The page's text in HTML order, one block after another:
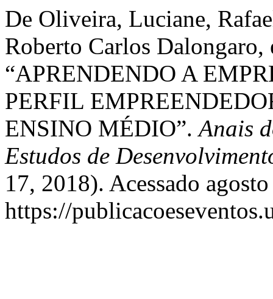
De Oliveira, Luciane,
Roberto Carlos
“APRENDENDO A
PERFIL
ENSINO MÉDIO”.Anais
Estudos de
17, 2018). Acessado
https://